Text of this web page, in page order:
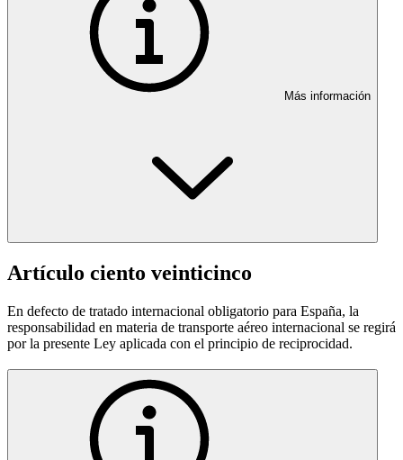
Más información
Artículo ciento veinticinco
En defecto de tratado internacional obligatorio para España, la
responsabilidad en materia de transporte aéreo internacional se regirá
por la presente Ley aplicada con el principio de reciprocidad.